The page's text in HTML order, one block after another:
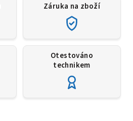
Záruka na zboží
Otestováno
technikem